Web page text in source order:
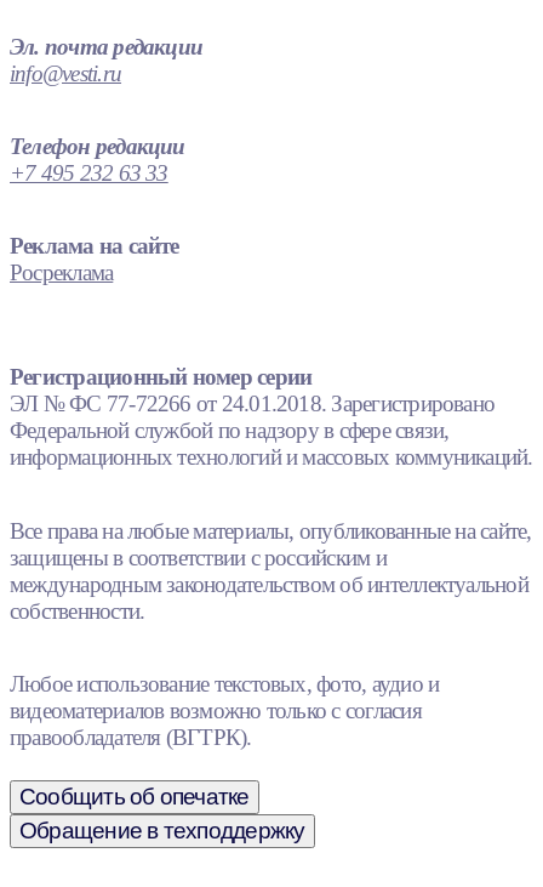
Эл. почта редакции
info@vesti.ru
Телефон редакции
+7 495 232 63 33
Реклама на сайте
Росреклама
Регистрационный номер серии
ЭЛ № ФС 77-72266 от 24.01.2018. Зарегистрировано
Федеральной службой по надзору в сфере связи,
информационных технологий и массовых коммуникаций.
Все права на любые материалы, опубликованные на сайте,
защищены в соответствии с российским и
международным законодательством об интеллектуальной
собственности.
Любое использование текстовых, фото, аудио и
видеоматериалов возможно только с согласия
правообладателя (ВГТРК).
Сообщить об опечатке
Обращение в техподдержку